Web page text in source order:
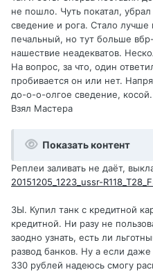
не пошло. Чуть покатал,
сведение и рога. Стало лучше
печальный, но тут больше
нашествие неадекватов.
На вопрос, за что, один
пробивается он или нет.
до-о-о-олгое сведение,
Взял Мастера
Показать контент
Реплеи заливать не даёт,
20151205_1223_ussr-
ЗЫ. Купил танк с кредитной
кредитной. Ни разу не
заодно узнать, есть ли
развод банков. Ну а если
330 рублей надеюсь смогу